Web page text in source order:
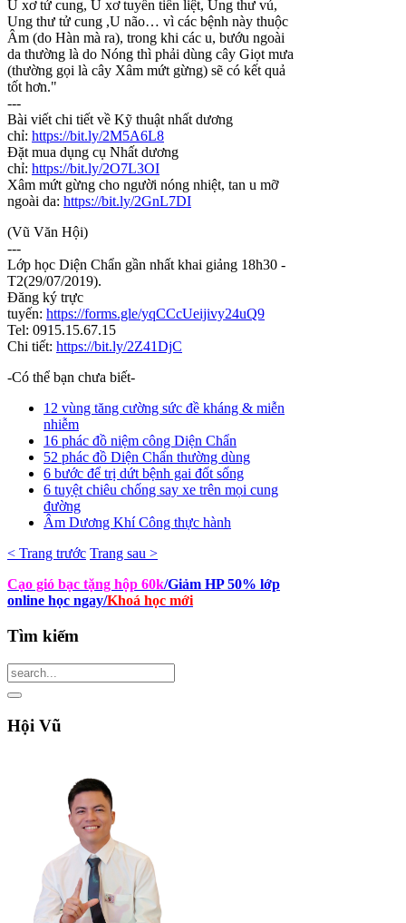
U xơ tử cung, U xơ tuyến tiền liệt, Ung thư vú,
Ung thư tử cung ,U não… vì các bệnh này thuộc
Âm (do Hàn mà ra), trong khi các u, bướu ngoài
da thường là do Nóng thì phải dùng cây Giọt mưa
(thường gọi là cây Xâm mứt gừng) sẽ có kết quả
tốt hơn."
---
Bài viết chi tiết về Kỹ thuật nhất dương
chỉ: https://bit.ly/2M5A6L8
Đặt mua dụng cụ Nhất dương
chỉ: https://bit.ly/2O7L3OI
Xâm mứt gừng cho người nóng nhiệt, tan u mỡ
ngoài da: https://bit.ly/2GnL7DI
(Vũ Văn Hội)
---
Lớp học Diện Chẩn gần nhất khai giảng 18h30 -
T2(29/07/2019).
Đăng ký trực
tuyến: https://forms.gle/yqCCcUeijivy24uQ9
Tel: 0915.15.67.15
Chi tiết: https://bit.ly/2Z41DjC
-Có thể bạn chưa biết-
12 vùng tăng cường sức đề kháng & miễn
nhiễm
16 phác đồ niệm công Diện Chẩn
52 phác đồ Diện Chẩn thường dùng
6 bước để trị dứt bệnh gai đốt sống
6 tuyệt chiêu chống say xe trên mọi cung
đường
Âm Dương Khí Công thực hành
< Trang trước Trang sau >
Cạo gió bạc tặng hộp 60k/Giảm HP 50% lớp
online học ngay/Khoá học mới
Tìm kiếm
Hội Vũ